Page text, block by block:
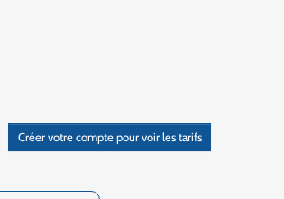
Créer votre compte pour voir les tarifs